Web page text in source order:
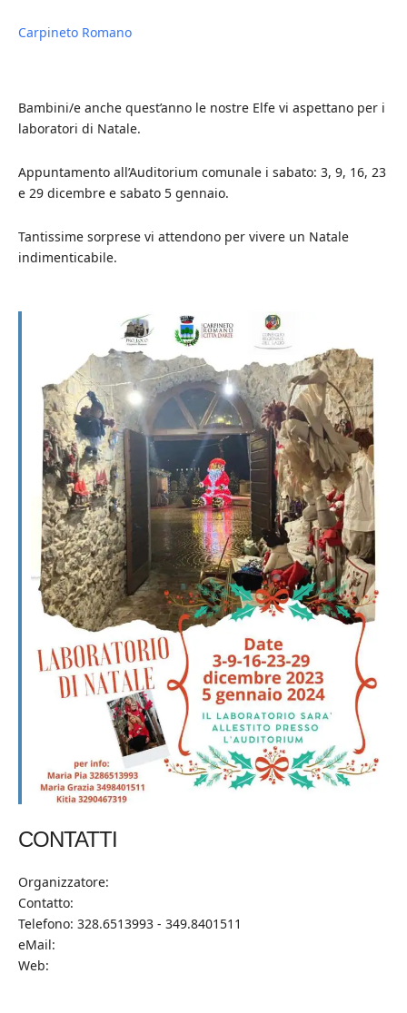
Carpineto Romano
Bambini/e anche quest’anno le nostre Elfe vi aspettano per i
laboratori di Natale.
Appuntamento all’Auditorium comunale i sabato: 3, 9, 16, 23
e 29 dicembre e sabato 5 gennaio.
Tantissime sorprese vi attendono per vivere un Natale
indimenticabile.
CONTATTI
Organizzatore:
Contatto:
Telefono: 328.6513993 - 349.8401511
eMail:
Web: